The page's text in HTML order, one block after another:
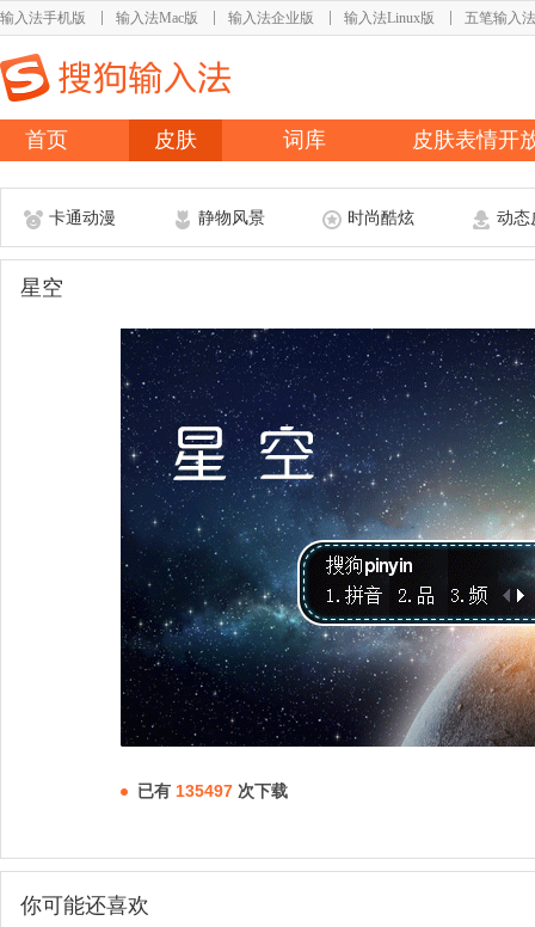
输入法手机版 输入法Mac版 输入法企业版 输入法Linux版 五笔输入法
首页 皮肤 词库 皮肤表情开
卡通动漫 静物风景 时尚酷炫 动态
星空
已有 135497 次下载
你可能还喜欢